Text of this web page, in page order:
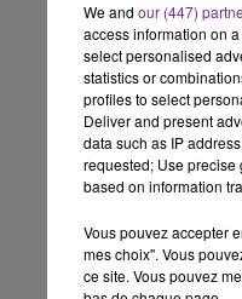
We and our (447)
access information on
select personalised
statistics or
profiles to select
Deliver and present
data such as IP
requested; Use precise
based on information
Vous pouvez accepter
mes choix". Vous
ce site. Vous pouvez